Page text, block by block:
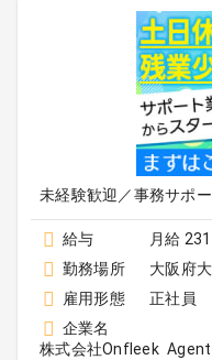
未経験歓迎／事務サポ
給与
月給
勤務場所
大阪府
雇用形態
正社員
企業名
株式会社Onfleek